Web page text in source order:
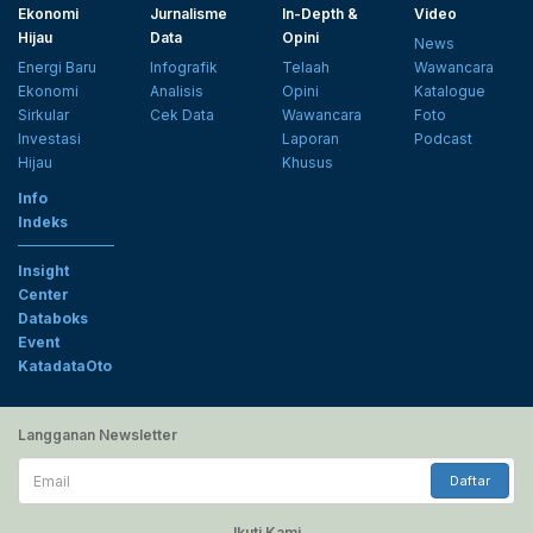
Ekonomi
Hijau
Energi Baru
Ekonomi
Sirkular
Investasi
Hijau
Jurnalisme
Data
Infografik
Analisis
Cek Data
In-Depth &
Opini
Telaah
Opini
Wawancara
Laporan
Khusus
Video
News
Wawancara
Katalogue
Foto
Podcast
Info
Indeks
Insight
Center
Databoks
Event
KatadataOto
Langganan Newsletter
Email
Daftar